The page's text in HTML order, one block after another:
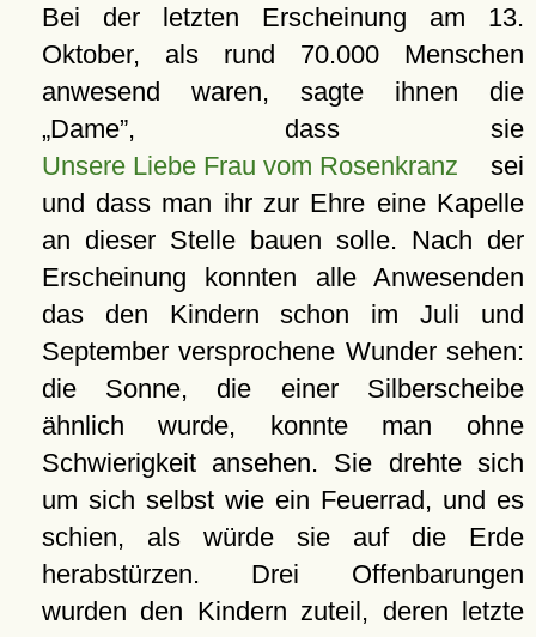
Bei der letzten Erscheinung am 13.
Oktober, als rund 70.000 Menschen
anwesend waren, sagte ihnen die
Dame , dass sie
Unsere Liebe Frau vom Rosenkranz sei
und dass man ihr zur Ehre eine Kapelle
an dieser Stelle bauen solle. Nach der
Erscheinung konnten alle Anwesenden
das den Kindern schon im Juli und
September versprochene Wunder sehen:
die Sonne, die einer Silberscheibe
ähnlich wurde, konnte man ohne
Schwierigkeit ansehen. Sie drehte sich
um sich selbst wie ein Feuerrad, und es
schien, als würde sie auf die Erde
herabstürzen. Drei Offenbarungen
wurden den Kindern zuteil, deren letzte